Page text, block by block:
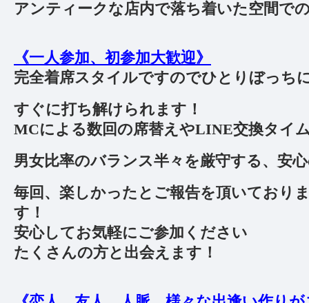
アンティークな店内で落ち着いた空間で
《一人参加、初参加大歓迎》
完全着席スタイルですのでひとりぼっち
すぐに打ち解けられます！
MCによる数回の席替えやLINE交換タイ
男女比率のバランス半々を厳守する、安
毎回、楽しかったとご報告を頂いており
す！
安心してお気軽にご参加ください
たくさんの方と出会えます！